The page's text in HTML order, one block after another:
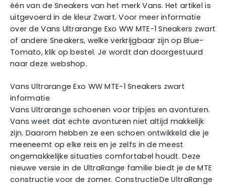
één van de Sneakers van het merk Vans. Het artikel is
uitgevoerd in de kleur Zwart. Voor meer informatie
over de Vans Ultrarange Exo WW MTE-1 Sneakers zwart
of andere Sneakers, welke verkrijgbaar zijn op Blue-
Tomato, klik op bestel. Je wordt dan doorgestuurd
naar deze webshop.
Vans Ultrarange Exo WW MTE-1 Sneakers zwart
informatie
Vans Ultrarange schoenen voor tripjes en avonturen.
Vans weet dat echte avonturen niet altijd makkelijk
zijn. Daarom hebben ze een schoen ontwikkeld die je
meeneemt op elke reis en je zelfs in de meest
ongemakkelijke situaties comfortabel houdt. Deze
nieuwe versie in de UltraRange familie biedt je de MTE
constructie voor de zomer. ConstructieDe UltraRange